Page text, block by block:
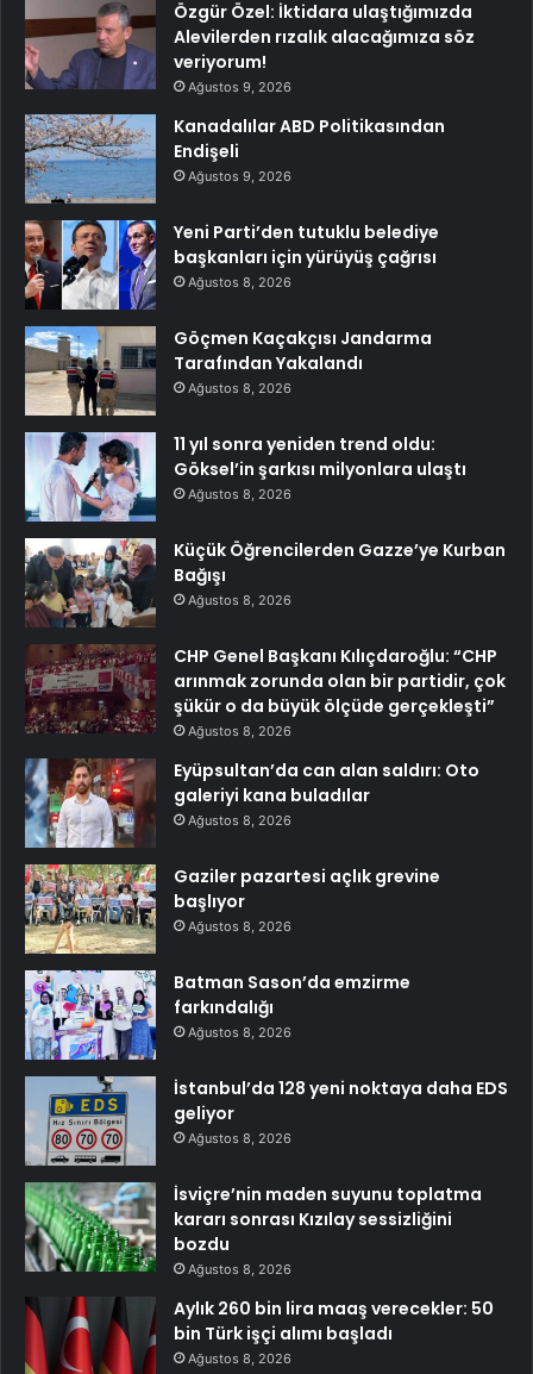
Özgür Özel: İktidara ulaştığımızda
Alevilerden rızalık alacağımıza söz
veriyorum!
Ağustos 9, 2026
Kanadalılar ABD Politikasından
Endişeli
Ağustos 9, 2026
Yeni Parti’den tutuklu belediye
başkanları için yürüyüş çağrısı
Ağustos 8, 2026
Göçmen Kaçakçısı Jandarma
Tarafından Yakalandı
Ağustos 8, 2026
11 yıl sonra yeniden trend oldu:
Göksel’in şarkısı milyonlara ulaştı
Ağustos 8, 2026
Küçük Öğrencilerden Gazze’ye Kurban
Bağışı
Ağustos 8, 2026
CHP Genel Başkanı Kılıçdaroğlu: “CHP
arınmak zorunda olan bir partidir, çok
şükür o da büyük ölçüde gerçekleşti”
Ağustos 8, 2026
Eyüpsultan’da can alan saldırı: Oto
galeriyi kana buladılar
Ağustos 8, 2026
Gaziler pazartesi açlık grevine
başlıyor
Ağustos 8, 2026
Batman Sason’da emzirme
farkındalığı
Ağustos 8, 2026
İstanbul’da 128 yeni noktaya daha EDS
geliyor
Ağustos 8, 2026
İsviçre’nin maden suyunu toplatma
kararı sonrası Kızılay sessizliğini
bozdu
Ağustos 8, 2026
Aylık 260 bin lira maaş verecekler: 50
bin Türk işçi alımı başladı
Ağustos 8, 2026